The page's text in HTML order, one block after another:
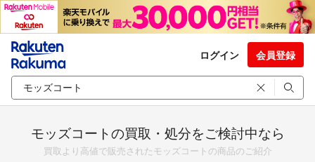
ログイン 会員登録
モッズコートの買取・処分をご検討中なら
買取より高値で販売されたモッズコートの商品のご紹介